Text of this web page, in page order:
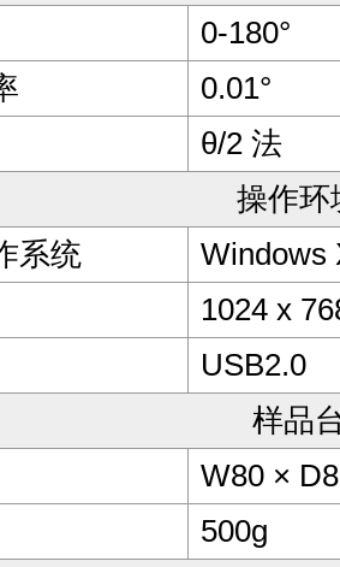
0-180°
0.01°
θ/2 法
操作环
系统
Windows
1024 x
USB2.0
样品
W80 ×
500g